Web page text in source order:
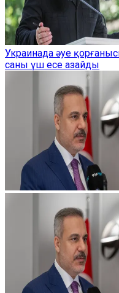
Украинада әуе
саны үш есе азайды